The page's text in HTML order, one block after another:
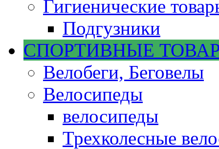
Гигиенические
Подгузники
СПОРТИВНЫЕ
Велобеги, Беговелы
Велосипеды
велосипеды
Трехколесные